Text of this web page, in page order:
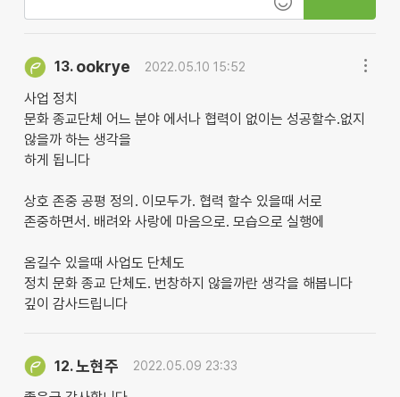
13. ookrye 2022.05.10 15:52
사업 정치
문화 종교단체 어느 분야 에서나 협력이 없이는 성공할수.없지
않을까 하는 생각을
하게 됩니다
상호 존중 공평 정의. 이모두가. 협력 할수 있을때 서로
존중하면서. 배려와 사랑에 마음으로. 모습으로 실행에
옴길수 있을때 사업도 단체도
정치 문화 종교 단체도. 번창하지 않을까란 생각을 해봅니다
깊이 감사드립니다
12.노현주 2022.05.09 23:33